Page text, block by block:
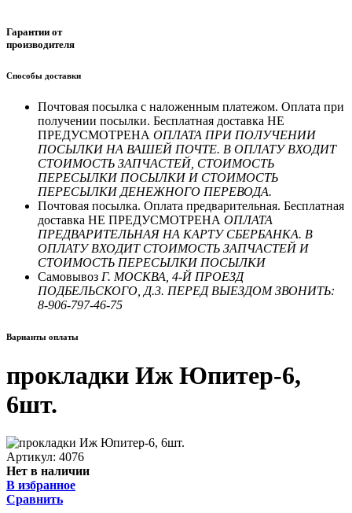
Гарантии от
производителя
Способы доставки
Почтовая посылка с наложенным платежом. Оплата при
получении посылки. Бесплатная доставка НЕ
ПРЕДУСМОТРЕНА ОПЛАТА ПРИ ПОЛУЧЕНИИ
ПОСЫЛКИ НА ВАШЕЙ ПОЧТЕ. В ОПЛАТУ ВХОДИТ
СТОИМОСТЬ ЗАПЧАСТЕЙ, СТОИМОСТЬ
ПЕРЕСЫЛКИ ПОСЫЛКИ И СТОИМОСТЬ
ПЕРЕСЫЛКИ ДЕНЕЖНОГО ПЕРЕВОДА.
Почтовая посылка. Оплата предварительная. Бесплатная
доставка НЕ ПРЕДУСМОТРЕНА ОПЛАТА
ПРЕДВАРИТЕЛЬНАЯ НА КАРТУ СБЕРБАНКА. В
ОПЛАТУ ВХОДИТ СТОИМОСТЬ ЗАПЧАСТЕЙ И
СТОИМОСТЬ ПЕРЕСЫЛКИ ПОСЫЛКИ
Самовывоз Г. МОСКВА, 4-Й ПРОЕЗД
ПОДБЕЛЬСКОГО, Д.3. ПЕРЕД ВЫЕЗДОМ ЗВОНИТЬ:
8-906-797-46-75
Варианты оплаты
прокладки Иж Юпитер-6,
6шт.
Артикул: 4076
Нет в наличии
В избранное
Сравнить